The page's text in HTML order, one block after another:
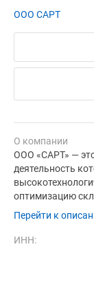
ООО САРТ
О компании
ООО «САРТ» —
деятельность
оптимизацию
Перейти к
ИНН: